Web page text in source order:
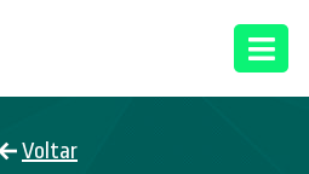
Voltar